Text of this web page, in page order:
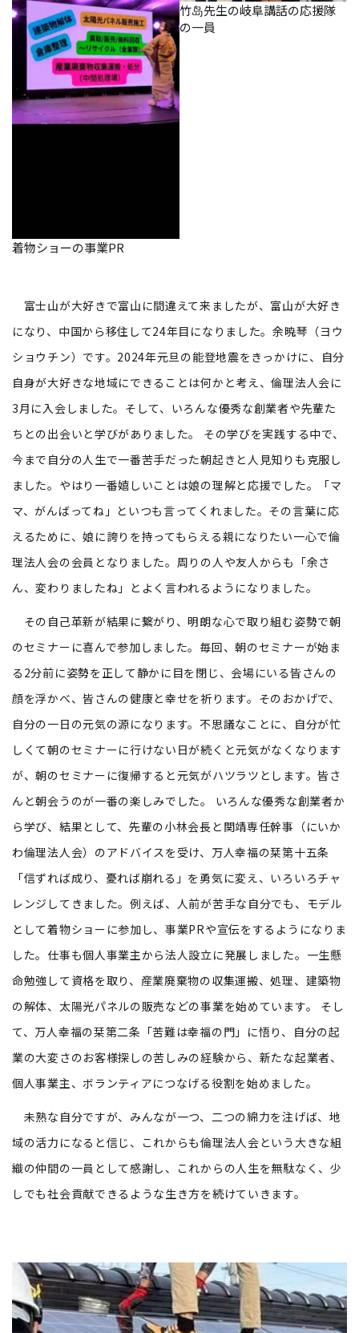
着物ショーの事業PR
竹岛先生の岐阜講話の応援隊
の一員
富士山が大好きで富山に間違えて来ましたが、富山が大好き
になり、中国から移住して24年目になりました。余暁琴（ヨウ
ショウチン）です。2024年元旦の能登地震をきっかけに、自分
自身が大好きな地域にできることは何かと考え、倫理法人会に
3月に入会しました。そして、いろんな優秀な創業者や先輩た
ちとの出会いと学びがありました。 その学びを実践する中で、
今まで自分の人生で一番苦手だった朝起きと人見知りも克服し
ました。やはり一番嬉しいことは娘の理解と応援でした。「マ
マ、がんばってね」といつも言ってくれました。その言葉に応
えるために、娘に誇りを持ってもらえる親になりたい一心で倫
理法人会の会員となりました。周りの人や友人からも「余さ
ん、変わりましたね」とよく言われるようになりました。
その自己革新が結果に繋がり、明朗な心で取り組む姿勢で朝
のセミナーに喜んで参加しました。毎回、朝のセミナーが始ま
る2分前に姿勢を正して静かに目を閉じ、会場にいる皆さんの
顔を浮かべ、皆さんの健康と幸せを祈ります。そのおかげで、
自分の一日の元気の源になります。不思議なことに、自分が忙
しくて朝のセミナーに行けない日が続くと元気がなくなります
が、朝のセミナーに復帰すると元気がハツラツとします。皆さ
んと朝会うのが一番の楽しみでした。 いろんな優秀な創業者か
ら学び、結果として、先輩の小林会長と関靖専任幹事（にいか
わ倫理法人会）のアドバイスを受け、万人幸福の栞第十五条
「信ずれば成り、憂れば崩れる」を勇気に変え、いろいろチャ
レンジしてきました。例えば、人前が苦手な自分でも、モデル
として着物ショーに参加し、事業PRや宣伝をするようになりま
した。仕事も個人事業主から法人設立に発展しました。一生懸
命勉強して資格を取り、産業廃棄物の収集運搬、処理、建築物
の解体、太陽光パネルの販売などの事業を始めています。 そし
て、万人幸福の栞第二条「苦難は幸福の門」に悟り、自分の起
業の大変さのお客様探しの苦しみの経験から、新たな起業者、
個人事業主、ボランティアにつなげる役割を始めました。
未熟な自分ですが、みんなが一つ、二つの綿力を注げば、地
域の活力になると信じ、これからも倫理法人会という大きな組
織の仲間の一員として感謝し、これからの人生を無駄なく、少
しでも社会貢献できるような生き方を続けていきます。